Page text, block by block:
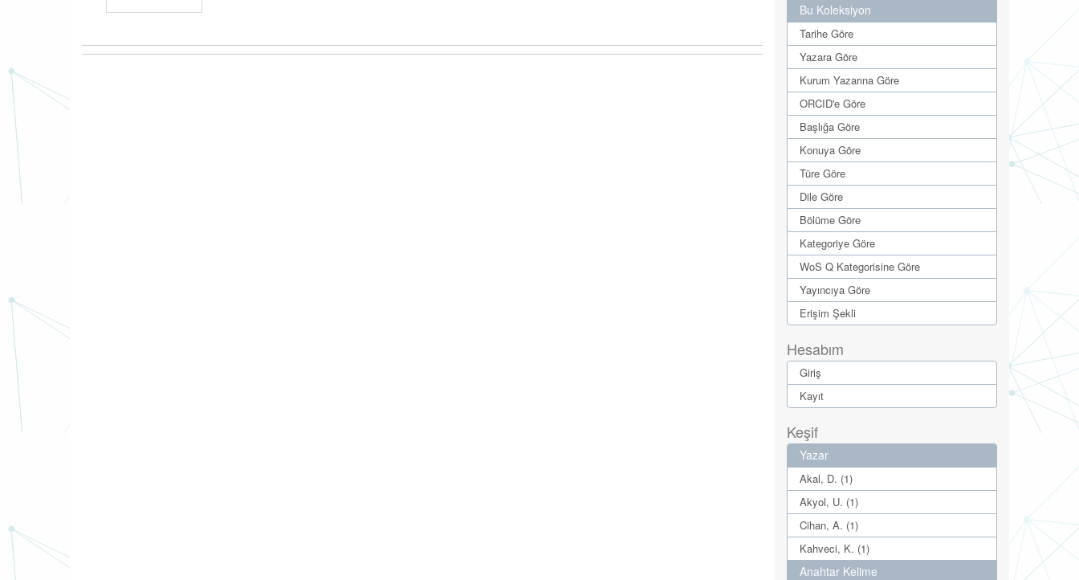
Bu Koleksiyon
Tarihe Göre
Yazara Göre
Kurum Yazarına Göre
ORCID'e Göre
Başlığa Göre
Konuya Göre
Türe Göre
Dile Göre
Bölüme Göre
Kategoriye Göre
WoS Q Kategorisine Göre
Yayıncıya Göre
Erişim Şekli
Hesabım
Giriş
Kayıt
Keşif
Yazar
Akal, D. (1)
Akyol, U. (1)
Cihan, A. (1)
Kahveci, K. (1)
Anahtar Kelime